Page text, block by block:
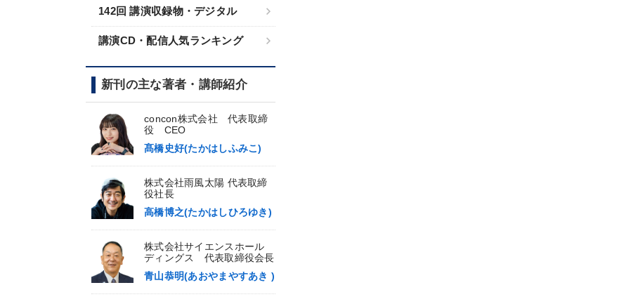
142回 講演収録物・デジタル
講演CD・配信人気ランキング
新刊の主な著者・講師紹介
concon株式会社 代表取締
役 CEO
髙橋史好(たかはしふみこ)
株式会社雨風太陽 代表取締
役社長
高橋博之(たかはしひろゆき)
株式会社サイエンスホール
ディングス 代表取締役会長
青山恭明(あおやまやすあき )